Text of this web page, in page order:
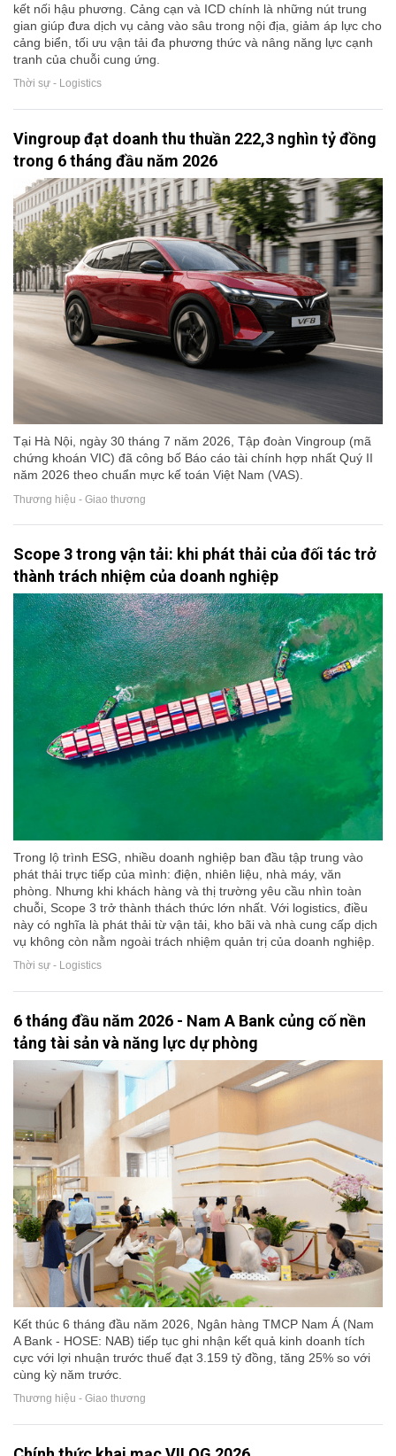
kết nối hậu phương. Cảng cạn và ICD chính là những nút trung
gian giúp đưa dịch vụ cảng vào sâu trong nội địa, giảm áp lực cho
cảng biển, tối ưu vận tải đa phương thức và nâng năng lực cạnh
tranh của chuỗi cung ứng.
Thời sự - Logistics
Vingroup đạt doanh thu thuần 222,3 nghìn tỷ đồng
trong 6 tháng đầu năm 2026
Tại Hà Nội, ngày 30 tháng 7 năm 2026, Tập đoàn Vingroup (mã
chứng khoán VIC) đã công bố Báo cáo tài chính hợp nhất Quý II
năm 2026 theo chuẩn mực kế toán Việt Nam (VAS).
Thương hiệu - Giao thương
Scope 3 trong vận tải: khi phát thải của đối tác trở
thành trách nhiệm của doanh nghiệp
Trong lộ trình ESG, nhiều doanh nghiệp ban đầu tập trung vào
phát thải trực tiếp của mình: điện, nhiên liệu, nhà máy, văn
phòng. Nhưng khi khách hàng và thị trường yêu cầu nhìn toàn
chuỗi, Scope 3 trở thành thách thức lớn nhất. Với logistics, điều
này có nghĩa là phát thải từ vận tải, kho bãi và nhà cung cấp dịch
vụ không còn nằm ngoài trách nhiệm quản trị của doanh nghiệp.
Thời sự - Logistics
6 tháng đầu năm 2026 - Nam A Bank củng cố nền
tảng tài sản và năng lực dự phòng
Kết thúc 6 tháng đầu năm 2026, Ngân hàng TMCP Nam Á (Nam
A Bank - HOSE: NAB) tiếp tục ghi nhận kết quả kinh doanh tích
cực với lợi nhuận trước thuế đạt 3.159 tỷ đồng, tăng 25% so với
cùng kỳ năm trước.
Thương hiệu - Giao thương